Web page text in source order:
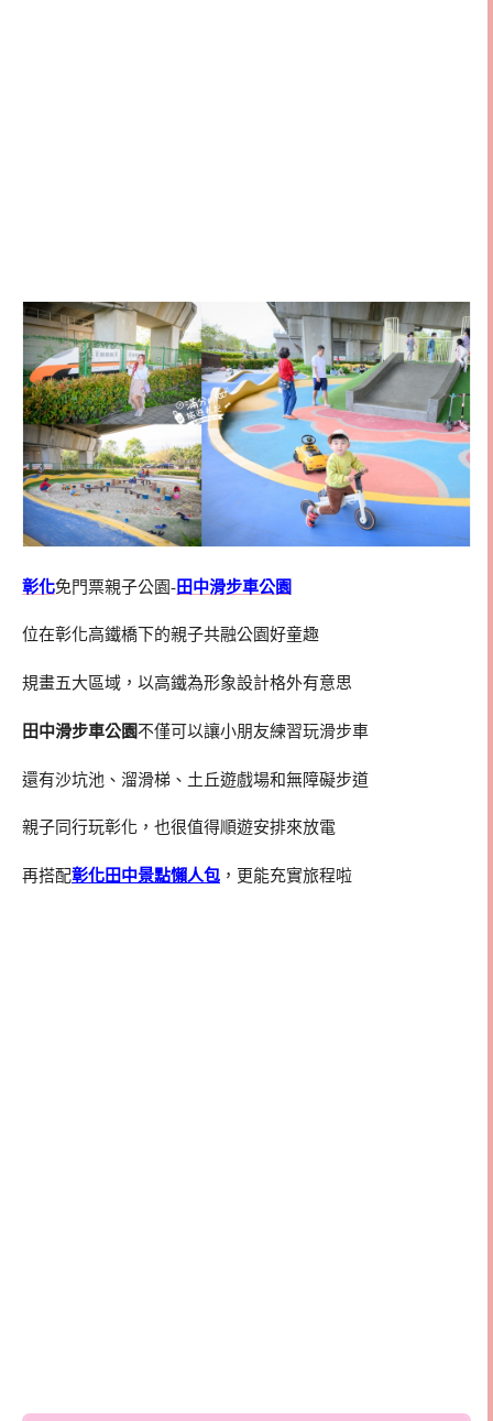
彰化免門票親子公園-田中滑步車公園
位在彰化高鐵橋下的親子共融公園好童趣
規畫五大區域，以高鐵為形象設計格外有意思
田中滑步車公園不僅可以讓小朋友練習玩滑步車
還有沙坑池、溜滑梯、土丘遊戲場和無障礙步道
親子同行玩彰化，也很值得順遊安排來放電
再搭配彰化田中景點懶人包 ，更能充實旅程啦